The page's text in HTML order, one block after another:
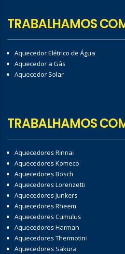
TRABALHAMOS
Aquecedor Elétrico de Água
Aquecedor a Gás
Aquecedor Solar
TRABALHAMOS
Aquecedores Rinnai
Aquecedores Komeco
Aquecedores Bosch
Aquecedores Lorenzetti
Aquecedores Junkers
Aquecedores Rheem
Aquecedores Cumulus
Aquecedores Harman
Aquecedores Thermotini
Aquecedores Sakura